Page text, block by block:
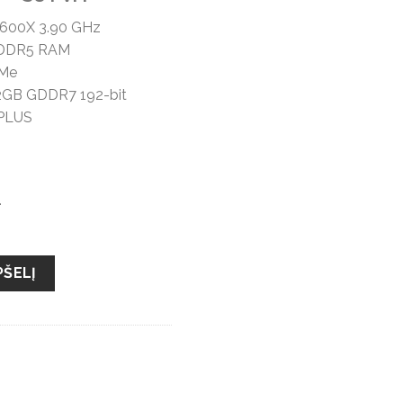
€.
price
is:
1549,00 €.
3.90 GHz
RAM
GDDR7 192-bit
16GB DDR5/ 1TB NVMe/ RTX 5070 12GB